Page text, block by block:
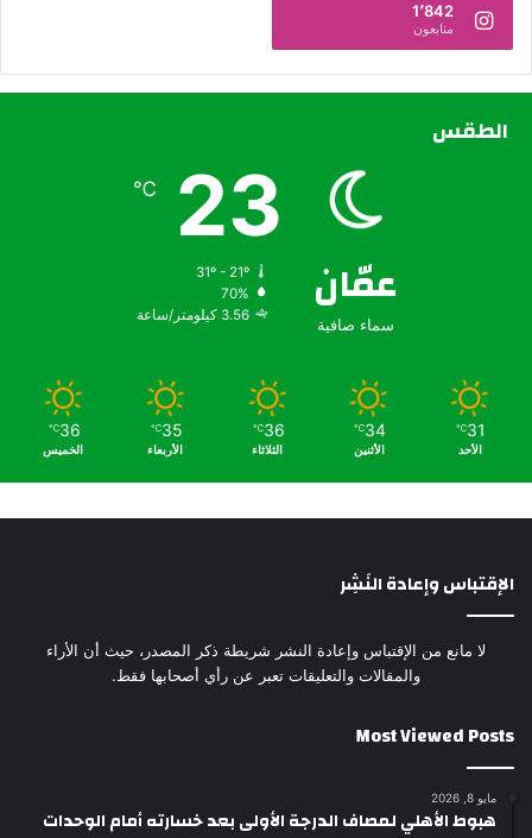
1٬842
متابعون
الطقس
عمّان
سماء صافية
23
℃
31º - 21º
70%
3.56 كيلومتر/ساعة
31
℃
الأحد
34
℃
الأثنين
36
℃
الثلاثاء
35
℃
الأربعاء
36
℃
الخميس
الإقتباس وإعادة النَشِر
لا مانع من الإقتباس وإعادة النشر شريطة ذكر المصدر، حيث أن الأراء
والمقالات والتعليقات تعبر عن رأي أصحابها فقط.
Most Viewed Posts
مايو 8, 2026
هبوط الأهلي لمصاف الدرجة الأولى بعد خسارته أمام الوحدات